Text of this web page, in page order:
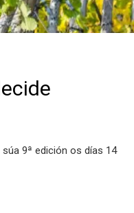
9ª edición os días 14